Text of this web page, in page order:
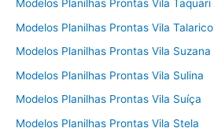
Modelos Planilhas Prontas Vila Taquari
Modelos Planilhas Prontas Vila Talarico
Modelos Planilhas Prontas Vila Suzana
Modelos Planilhas Prontas Vila Sulina
Modelos Planilhas Prontas Vila Suíça
Modelos Planilhas Prontas Vila Stela